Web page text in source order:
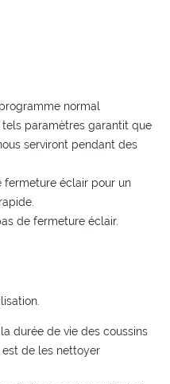
normal
tels paramètres garantit que
serviront pendant des
fermeture éclair pour un
de fermeture éclair.
durée de vie des coussins
de les nettoyer